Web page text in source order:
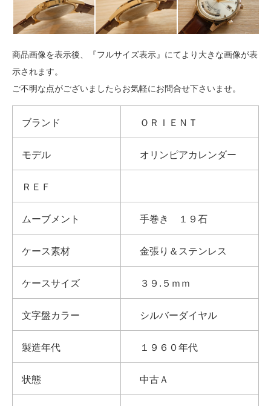
商品画像を表示後、『フルサイズ表示』にてより大きな画像が表
示されます。
ご不明な点がございましたらお気軽にお問合せ下さいませ。
ブランド ＯＲＩＥＮＴ
モデル オリンピアカレンダー
ＲＥＦ
ムーブメント 手巻き １９石
ケース素材 金張り＆ステンレス
ケースサイズ ３９.５ｍｍ
文字盤カラー シルバーダイヤル
製造年代 １９６０年代
状態 中古Ａ